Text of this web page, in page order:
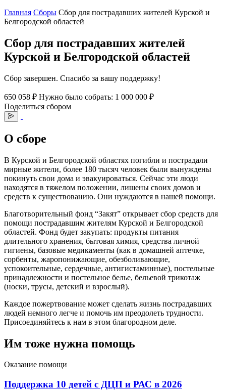
Главная Сборы Сбор для пострадавших жителей Курской и
Белгородской областей
Сбор для пострадавших жителей
Курской и Белгородской областей
Сбор завершен. Спасибо за вашу поддержку!
650 058 ₽ Нужно было собрать: 1 000 000 ₽
Поделиться сбором
О сборе
В Курской и Белгородской областях погибли и пострадали
мирные жители, более 180 тысяч человек были вынуждены
покинуть свои дома и эвакуироваться. Сейчас эти люди
находятся в тяжелом положении, лишены своих домов и
средств к существованию. Они нуждаются в нашей помощи.
Благотворительный фонд “Закят” открывает сбор средств для
помощи пострадавшим жителям Курской и Белгородской
областей. Фонд будет закупать: продукты питания
длительного хранения, бытовая химия, средства личной
гигиены, базовые медикаменты (как в домашней аптечке,
сорбенты, жаропонижающие, обезболивающие,
успокоительные, сердечные, антигистаминные), постельные
принадлежности и постельное белье, бельевой трикотаж
(носки, трусы, детский и взрослый).
Каждое пожертвование может сделать жизнь пострадавших
людей немного легче и помочь им преодолеть трудности.
Присоединяйтесь к нам в этом благородном деле.
Им тоже нужна помощь
Оказание помощи
Поддержка 10 детей с ДЦП и РАС в 2026